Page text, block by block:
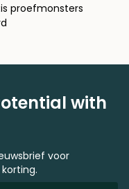
proefmonsters
with
voor